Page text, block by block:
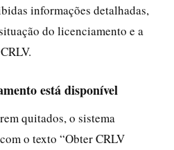
informações detalhadas,
do licenciamento e a
está disponível
quitados, o sistema
o texto “Obter CRLV